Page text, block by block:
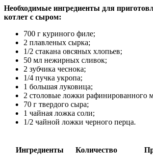
Необходимые ингредиенты для
котлет с сыром:
700 г куриного филе;
2 плавленых сырка;
1/2 стакана овсяных хлопьев;
50 мл нежирных сливок;
2 зубчика чеснока;
1/4 пучка укропа;
1 большая луковица;
2 столовые ложки рафинированного
70 г твердого сыра;
1 чайная ложка соли;
1/2 чайной ложки черного перца.
Ингредиенты Количество